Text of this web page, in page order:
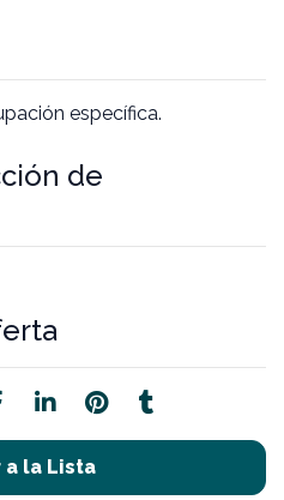
específica.
de
a la Lista